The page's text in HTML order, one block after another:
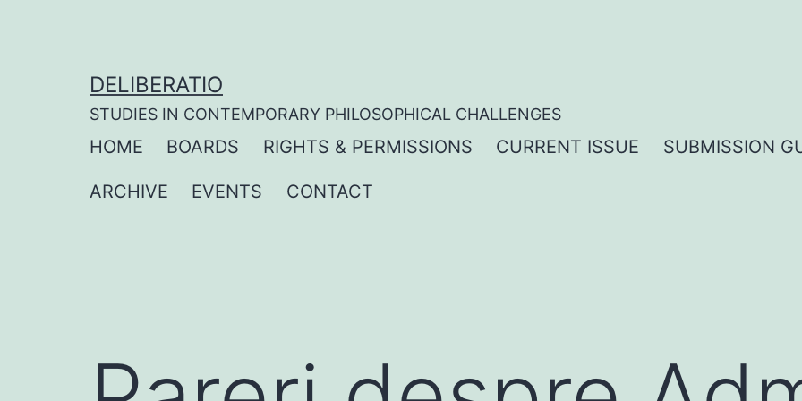
DELIBERATIO
STUDIES IN CONTEMPORARY PHILOSOPHICAL CHALLENGES
HOME BOARDS RIGHTS & PERMISSIONS CURRENT ISSUE SUBMISSION
ARCHIVE EVENTS CONTACT